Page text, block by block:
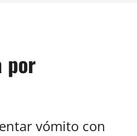
por
vómito con